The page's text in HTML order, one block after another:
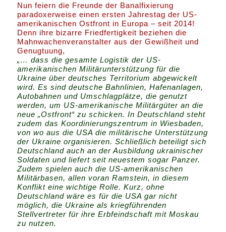
Nun feiern die Freunde der Banalfixierung
paradoxerweise einen ersten Jahrestag der US-
amerikanischen Ostfront in Europa – seit 2014!
Denn ihre bizarre Friedfertigkeit beziehen die
Mahnwachenveranstalter aus der Gewißheit und
Genugtuung,
„… dass die gesamte Logistik der US-
amerikanischen Militärunterstützung für die
Ukraine über deutsches Territorium abgewickelt
wird. Es sind deutsche Bahnlinien, Hafenanlagen,
Autobahnen und Umschlagplätze, die genutzt
werden, um US-amerikanische Militärgüter an die
neue „Ostfront“ zu schicken. In Deutschland steht
zudem das Koordinierungszentrum in Wiesbaden,
von wo aus die USA die militärische Unterstützung
der Ukraine organisieren. Schließlich beteiligt sich
Deutschland auch an der Ausbildung ukrainischer
Soldaten und liefert seit neuestem sogar Panzer.
Zudem spielen auch die US-amerikanischen
Militärbasen, allen voran Ramstein, in diesem
Konflikt eine wichtige Rolle. Kurz, ohne
Deutschland wäre es für die USA gar nicht
möglich, die Ukraine als kriegführenden
Stellvertreter für ihre Erbfeindschaft mit Moskau
zu nutzen.